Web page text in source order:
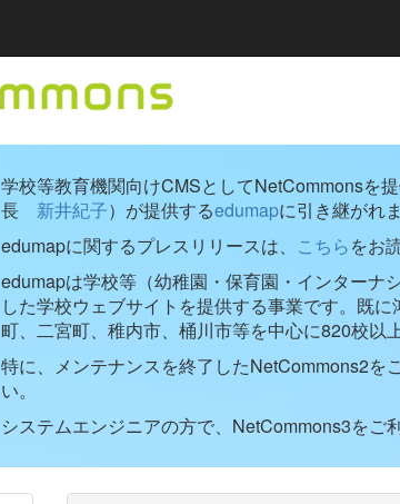
学校等教育機関向けCMSとしてNetCommonsを提
長 新井紀子）が提供するedumapに引き継がれ
edumapに関するプレスリリースは、 こちらをお
edumapは学校等（幼稚園・保育園・インターナ
した学校ウェブサイトを提供する事業です。既
町、二宮町、稚内市、桶川市等を中心に820校以
特に、メンテナンスを終了したNetCommons2を
い。
システムエンジニアの方で、NetCommons3をご